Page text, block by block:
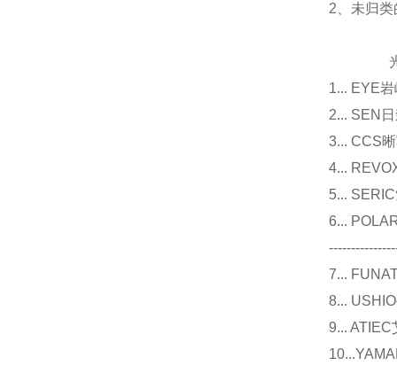
2、未归
光源
1... EYE
2... SEN
3... CCS
4...
5...
6...
7...
8...
9...